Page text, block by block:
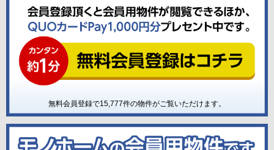
無料会員登録で15,777件の物件がご覧いただけます。